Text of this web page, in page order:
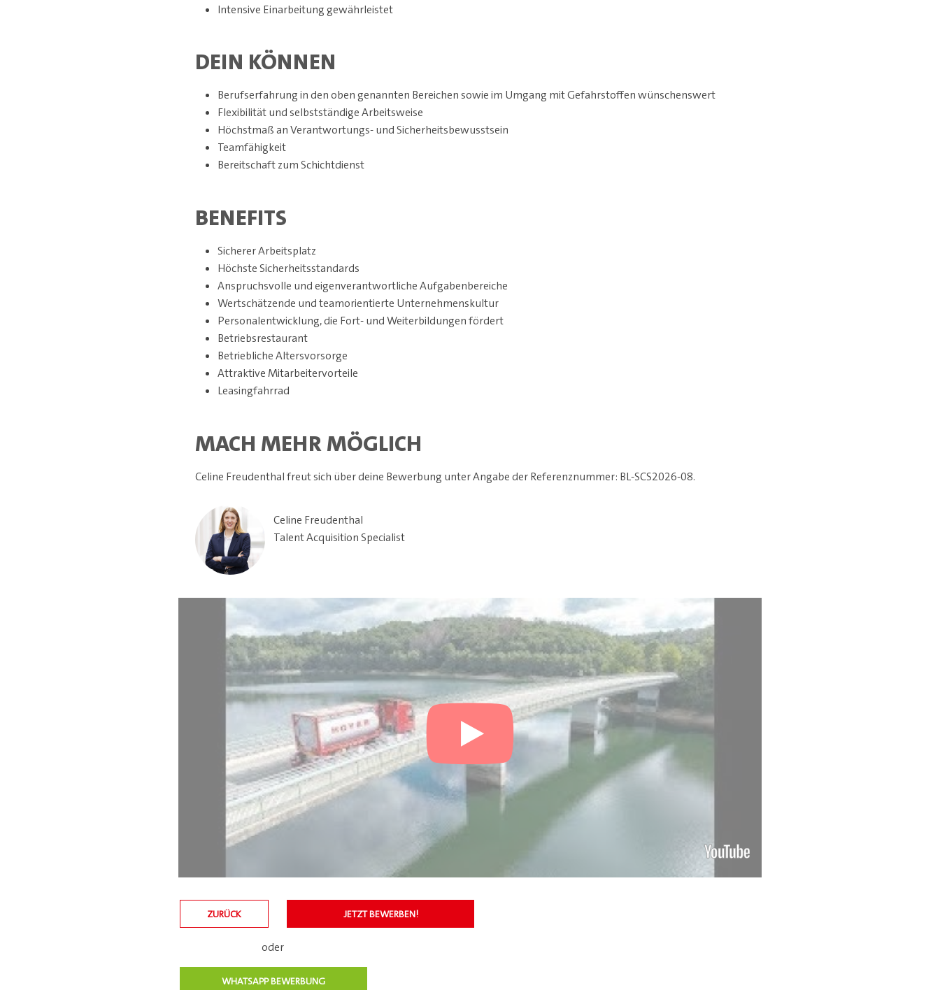
Intensive Einarbeitung gewährleistet
DEIN KÖNNEN
Berufserfahrung in den oben genannten Bereichen sowie im Umgang mit Gefahrstoffen wünschenswert
Flexibilität und selbstständige Arbeitsweise
Höchstmaß an Verantwortungs- und Sicherheitsbewusstsein
Teamfähigkeit
Bereitschaft zum Schichtdienst
BENEFITS
Sicherer Arbeitsplatz
Höchste Sicherheitsstandards
Anspruchsvolle und eigenverantwortliche Aufgabenbereiche
Wertschätzende und teamorientierte Unternehmenskultur
Personalentwicklung, die Fort- und Weiterbildungen fördert
Betriebsrestaurant
Betriebliche Altersvorsorge
Attraktive Mitarbeitervorteile
Leasingfahrrad
MACH MEHR MÖGLICH
Celine Freudenthal freut sich über deine Bewerbung unter Angabe der Referenznummer: BL-SCS2026-08.
Celine Freudenthal
Talent Acquisition Specialist
ZURÜCK JETZT BEWERBEN!
oder
WHATSAPP BEWERBUNG